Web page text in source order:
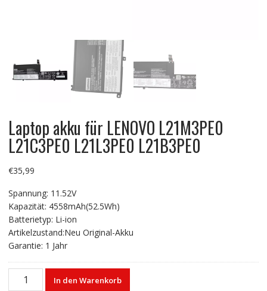
Laptop akku für LENOVO L21M3PE0
L21C3PE0 L21L3PE0 L21B3PE0
€35,99
Spannung: 11.52V
Kapazität: 4558mAh(52.5Wh)
Batterietyp: Li-ion
Artikelzustand:Neu Original-Akku
Garantie: 1 Jahr
Laptop
In den Warenkorb